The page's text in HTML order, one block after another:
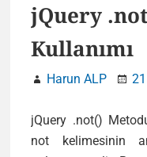
jQuery
Kullanımı
Harun ALP
jQuery .not()
not kelimesinin